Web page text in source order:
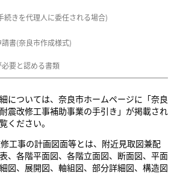
続きを代理人に委任される場合)
書(奈良市作成様式)
要と認める書類
については、奈良市ホームページに「奈良
震改修工事補助事業の手引き」が掲載され
ください。
事の計画図面等とは、附近見取図兼配
、各階平面図、各階立面図、断面図、平面
図、展開図、軸組図、部分詳細図、構造図